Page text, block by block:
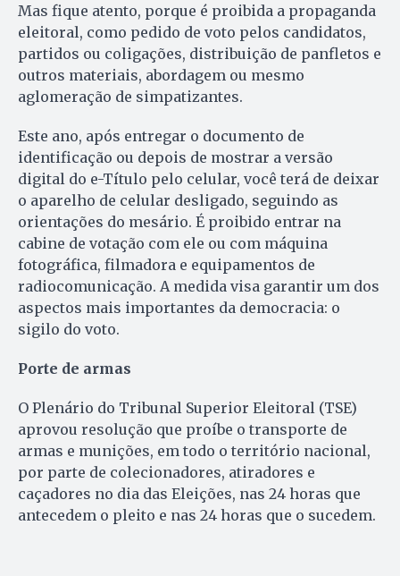
Mas fique atento, porque é proibida a propaganda
eleitoral, como pedido de voto pelos candidatos,
partidos ou coligações, distribuição de panfletos e
outros materiais, abordagem ou mesmo
aglomeração de simpatizantes.
Este ano, após entregar o documento de
identificação ou depois de mostrar a versão
digital do e-Título pelo celular, você terá de deixar
o aparelho de celular desligado, seguindo as
orientações do mesário. É proibido entrar na
cabine de votação com ele ou com máquina
fotográfica, filmadora e equipamentos de
radiocomunicação. A medida visa garantir um dos
aspectos mais importantes da democracia: o
sigilo do voto.
Porte de armas
O Plenário do Tribunal Superior Eleitoral (TSE)
aprovou resolução que proíbe o transporte de
armas e munições, em todo o território nacional,
por parte de colecionadores, atiradores e
caçadores no dia das Eleições, nas 24 horas que
antecedem o pleito e nas 24 horas que o sucedem.